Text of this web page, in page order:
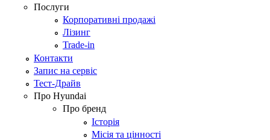
Послуги
Корпоративні продажі
Лізинг
Trade-in
Контакти
Запис на сервіс
Тест-Драйв
Про Hyundai
Про бренд
Історія
Місія та цінності